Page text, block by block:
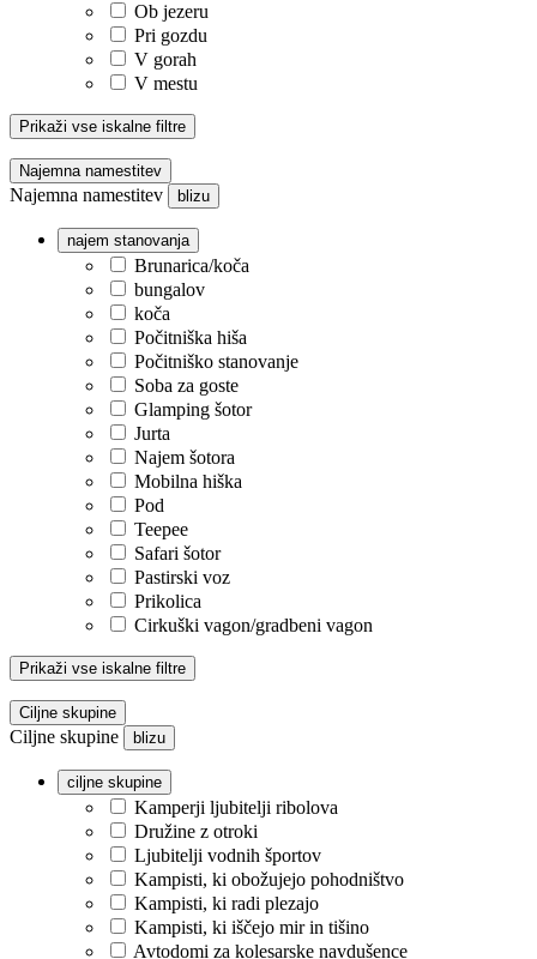
Ob jezeru
Pri gozdu
V gorah
V mestu
Prikaži vse iskalne filtre
Najemna namestitev
Najemna namestitev blizu
najem stanovanja
Brunarica/koča
bungalov
koča
Počitniška hiša
Počitniško stanovanje
Soba za goste
Glamping šotor
Jurta
Najem šotora
Mobilna hiška
Pod
Teepee
Safari šotor
Pastirski voz
Prikolica
Cirkuški vagon/gradbeni vagon
Prikaži vse iskalne filtre
Ciljne skupine
Ciljne skupine blizu
ciljne skupine
Kamperji ljubitelji ribolova
Družine z otroki
Ljubitelji vodnih športov
Kampisti, ki obožujejo pohodništvo
Kampisti, ki radi plezajo
Kampisti, ki iščejo mir in tišino
Avtodomi za kolesarske navdušence